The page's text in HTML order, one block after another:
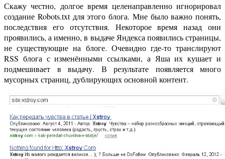
Скажу честно, долгое время целенаправленно игнорировал
создание Robots.txt для этого блога. Мне было важно понять,
последствия его отсутствия. Некоторое время назад они
проявились, а именно, в выдаче Яндекса появились страницы,
не существующие на блоге. Очевидно где-то транслируют
RSS блога с изменёнными ссылками, а Яша их кушает и
подмешивает в выдачу. В результате появляется много
мусорных страниц, дублирующих основной контент.